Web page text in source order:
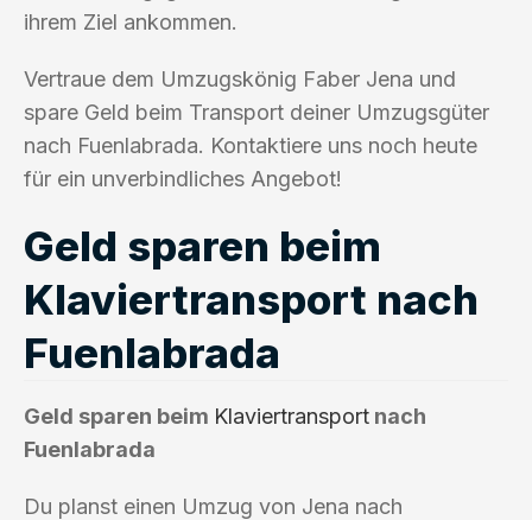
ihrem Ziel ankommen.
Vertraue dem Umzugskönig Faber Jena und
spare Geld beim Transport deiner Umzugsgüter
nach Fuenlabrada. Kontaktiere uns noch heute
für ein unverbindliches Angebot!
Geld sparen beim
Klaviertransport nach
Fuenlabrada
Geld sparen beim Klaviertransport nach
Fuenlabrada
Du planst einen Umzug von Jena nach